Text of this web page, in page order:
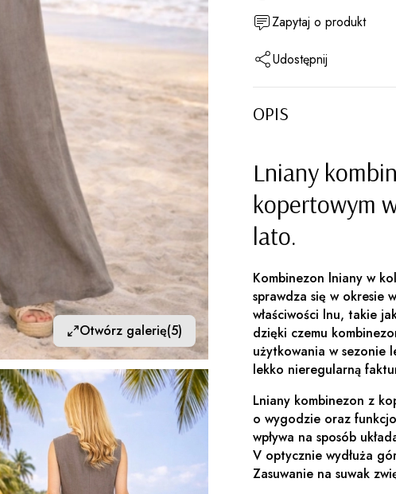
Otwórz galerię(5)
Zapytaj o produkt
Udostępnij
OPIS
Lniany
kopertowym
lato.
Kombinezon lniany w
sprawdza się w okresie
właściwości lnu, takie
dzięki czemu
użytkowania w sezonie
lekko nieregularną
Lniany kombinezon z
o wygodzie oraz
wpływa na sposób
V optycznie wydłuża
Zasuwanie na suwak